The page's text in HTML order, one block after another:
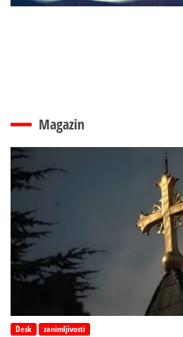
Magazin
Desk zanimljivosti